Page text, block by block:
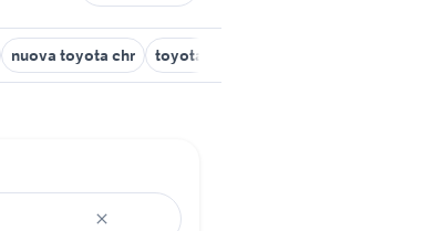
nuova toyota chr toyota aygo usata roma